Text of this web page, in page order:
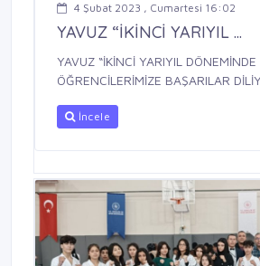
4 Şubat 2023 , Cumartesi 16:02
YAVUZ “İKİNCİ YARIYIL ...
YAVUZ “İKİNCİ YARIYIL DÖNEMİNDE
ÖĞRENCİLERİMİZE BAŞARILAR
İncele